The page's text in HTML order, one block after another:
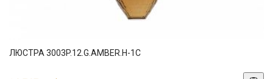
ЛЮСТРА 3003P.12.G.AMBER.H-1C